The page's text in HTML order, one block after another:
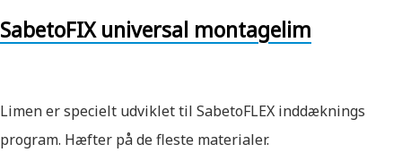
SabetoFIX universal montagelim
Limen er specielt udviklet til SabetoFLEX inddæknings
program. Hæfter på de fleste materialer.